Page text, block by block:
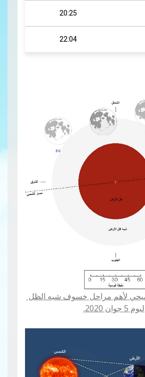
20:25
22:04
توضيحي لأهم مراحل خسوف شبه الظل
ليوم 5 جوان 2020.